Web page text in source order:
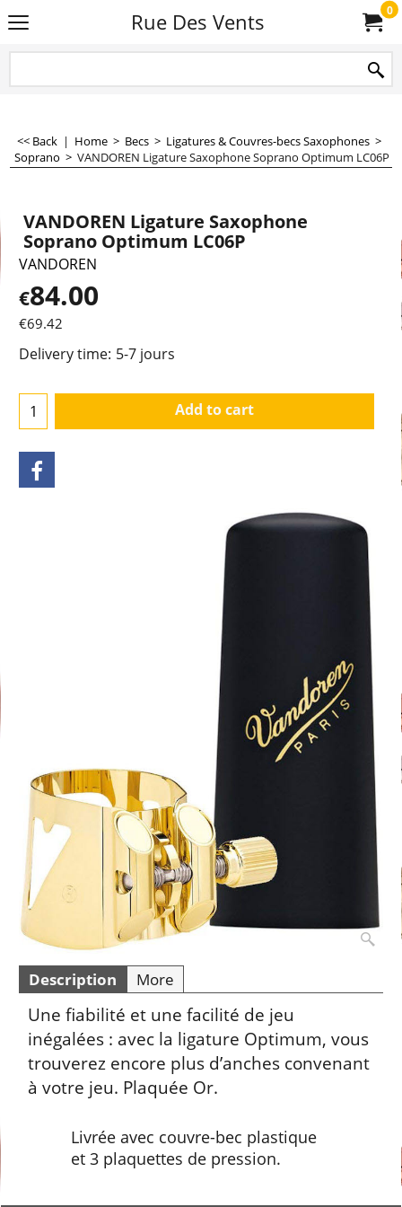
Rue Des Vents 0
<< Back | Home > Becs > Ligatures & Couvres-becs Saxophones >
Soprano > VANDOREN Ligature Saxophone Soprano Optimum LC06P
VANDOREN Ligature Saxophone
Soprano Optimum LC06P
VANDOREN
€84.00
€69.42
Delivery time: 5-7 jours
Add to cart
Description More
Une fiabilité et une facilité de jeu
inégalées : avec la ligature Optimum, vous
trouverez encore plus d’anches convenant
à votre jeu. Plaquée Or.
Livrée avec couvre-bec plastique
et 3 plaquettes de pression.